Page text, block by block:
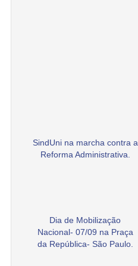
SindUni na marcha contra a
Reforma Administrativa.
Dia de Mobilização
Nacional- 07/09 na Praça
da República- São Paulo.